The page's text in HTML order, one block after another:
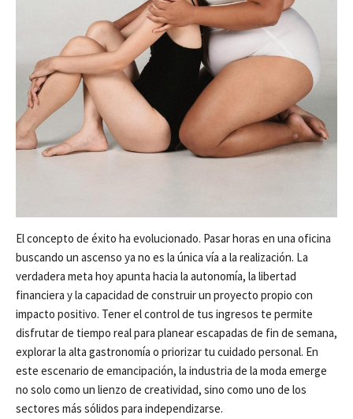
El concepto de éxito ha evolucionado. Pasar horas en una oficina
buscando un ascenso ya no es la única vía a la realización. La
verdadera meta hoy apunta hacia la autonomía, la libertad
financiera y la capacidad de construir un proyecto propio con
impacto positivo. Tener el control de tus ingresos te permite
disfrutar de tiempo real para planear escapadas de fin de semana,
explorar la alta gastronomía o priorizar tu cuidado personal. En
este escenario de emancipación, la industria de la moda emerge
no solo como un lienzo de creatividad, sino como uno de los
sectores más sólidos para independizarse.